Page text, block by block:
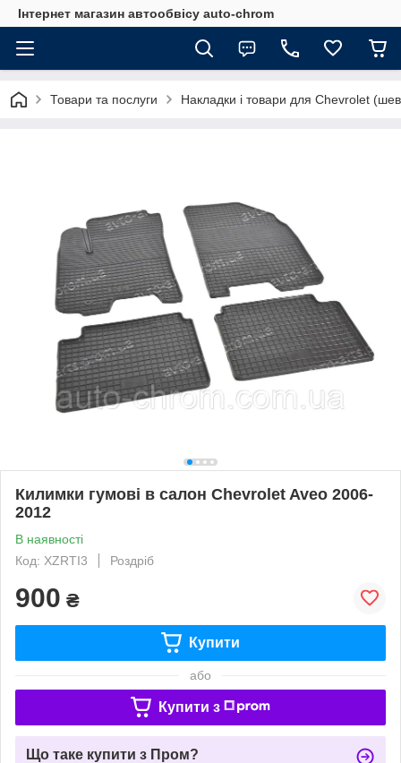
Інтернет магазин автообвісу auto-chrom
Товари та послуги Накладки і товари для Chevrolet
Килимки гумові в салон Chevrolet Aveo 2006-
2012
В наявності
Код: XZRTI3
Роздріб
900 ₴
Купити
або
Купити з
Що таке купити з Пром?